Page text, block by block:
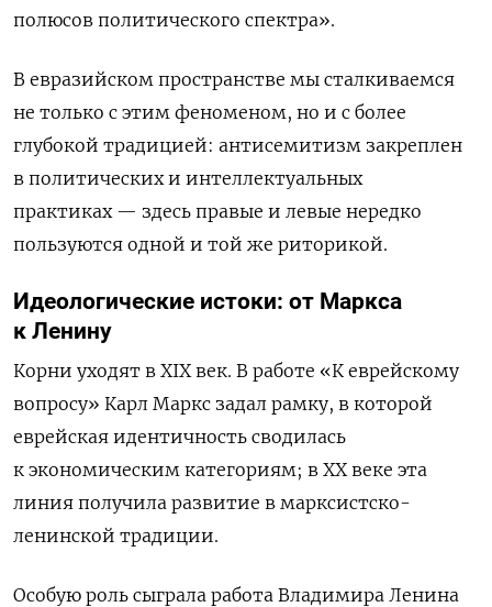
полюсов политического спектра».
В евразийском пространстве мы сталкиваемся
не только с этим феноменом, но и с более
глубокой традицией: антисемитизм закреплен
в политических и интеллектуальных
практиках — здесь правые и левые нередко
пользуются одной и той же риторикой.
Идеологические истоки: от Маркса
к Ленину
Корни уходят в XIX век. В работе «К еврейскому
вопросу» Карл Маркс задал рамку, в которой
еврейская идентичность сводилась
к экономическим категориям; в XX веке эта
линия получила развитие в марксистско-
ленинской традиции.
Особую роль сыграла работа Владимира Ленина